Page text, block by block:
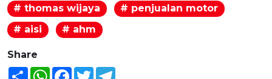
# thomas wijaya
# penjualan motor
# aisi
# ahm
Share
Share WhatsAppFacebook
Twitter